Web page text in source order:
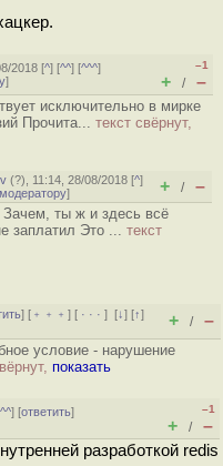
2018 [^] [^^] [^^^]
]
–1
+ / –
исключительно в мирке
Прочита... текст свёрнут,
(?), 11:14, 28/08/2018 [^]
] + / –
ты ж и здесь всё
заплатил Это ... текст
] [ ﹢﹢﹢] [ · · ·][↓] [↑]
+ / –
условие - нарушение
показать
] [ответить]
–1
+ / –
разработкой redis